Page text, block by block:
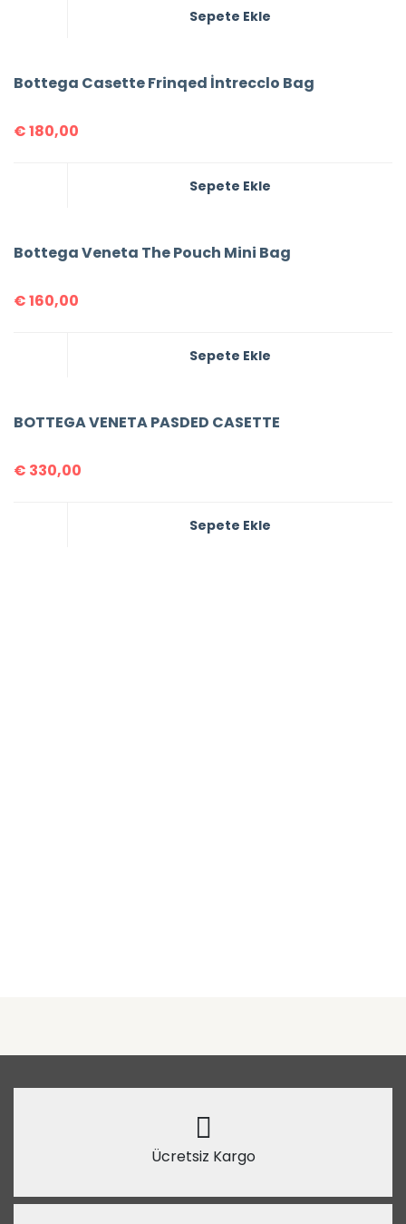
Sepete Ekle
Bottega Casette Frinqed İntrecclo Bag
€180,00
Sepete Ekle
Bottega Veneta The Pouch Mini Bag
€160,00
Sepete Ekle
BOTTEGA VENETA PASDED CASETTE
€ 330,00
Sepete Ekle
Ücretsiz Kargo